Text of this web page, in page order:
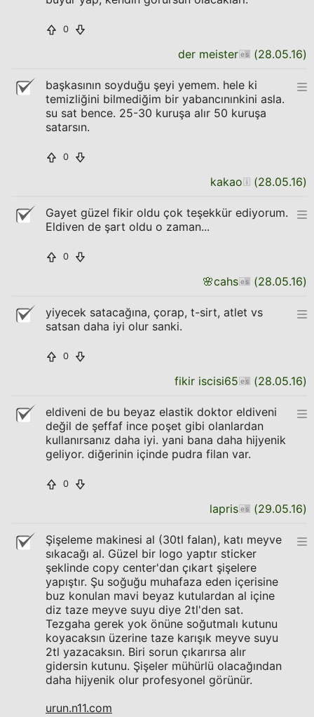
0
der meister (28.05.16)
başkasının soyduğu şeyi yemem. hele ki
temizliğini bilmediğim bir yabancınınkini asla.
su sat bence. 25-30 kuruşa alır 50 kuruşa
satarsın.
0
kakao (28.05.16)
Gayet güzel fikir oldu çok teşekkür ediyorum.
Eldiven de şart oldu o zaman...
0
🌸cahs (28.05.16)
yiyecek satacağına, çorap, t-sirt, atlet vs
satsan daha iyi olur sanki.
0
fikir iscisi65 (28.05.16)
eldiveni de bu beyaz elastik doktor eldiveni
değil de şeffaf ince poşet gibi olanlardan
kullanırsanız daha iyi. yani bana daha hijyenik
geliyor. diğerinin içinde pudra filan var.
0
lapris (29.05.16)
Şişeleme makinesi al (30tl falan), katı meyve
sıkacağı al. Güzel bir logo yaptır sticker
şeklinde copy center'dan çıkart şişelere
yapıştır. Şu soğuğu muhafaza eden içerisine
buz konulan mavi beyaz kutulardan al içine
diz taze meyve suyu diye 2tl'den sat.
Tezgaha gerek yok önüne soğutmalı kutunu
koyacaksın üzerine taze karışık meyve suyu
2tl yazacaksın. Biri sorun çıkarırsa alır
gidersin kutunu. Şişeler mühürlü olacağından
daha hijyenik olur profesyonel görünür.
urun.n11.com